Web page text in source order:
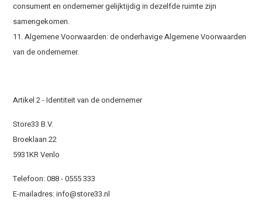
consument en ondernemer gelijktijdig in dezelfde ruimte zijn
samengekomen.
11. Algemene Voorwaarden: de onderhavige Algemene Voorwaarden
van de ondernemer.
Artikel 2 - Identiteit van de ondernemer
Store33 B.V.
Broeklaan 22
5931KR Venlo
Telefoon: 088 - 0555 333
E-mailadres:info@store33.nl